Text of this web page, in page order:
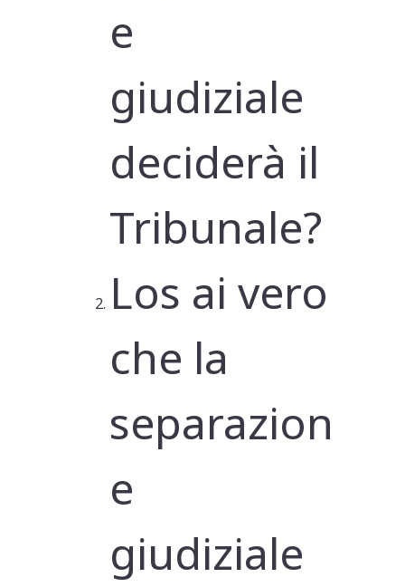
e
giudiziale
deciderà il
Tribunale?
Los ai vero
che la
separazion
e
giudiziale